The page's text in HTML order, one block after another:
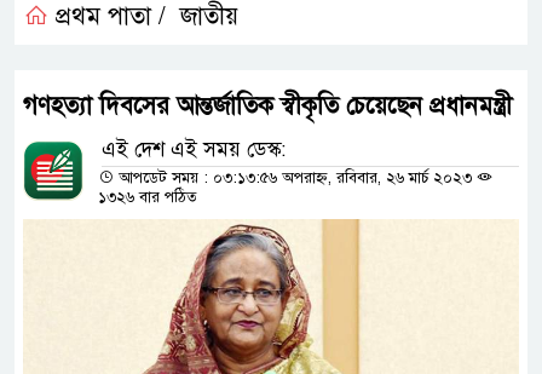
প্রথম পাতা / জাতীয়
গণহত্যা দিবসের আন্তর্জাতিক স্বীকৃতি চেয়েছেন প্রধানমন্ত্রী
এই দেশ এই সময় ডেস্ক:
আপডেট সময় : ০৩:১৩:৫৬ অপরাহ্ন, রবিবার, ২৬ মার্চ ২০২৩
১৩২৬ বার পঠিত